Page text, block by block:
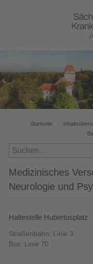
Startseite
Medizinisches
Neurologie und
Haltestelle Hubertusplatz
Straßenbahn: Linie 3
Bus: Linie 70